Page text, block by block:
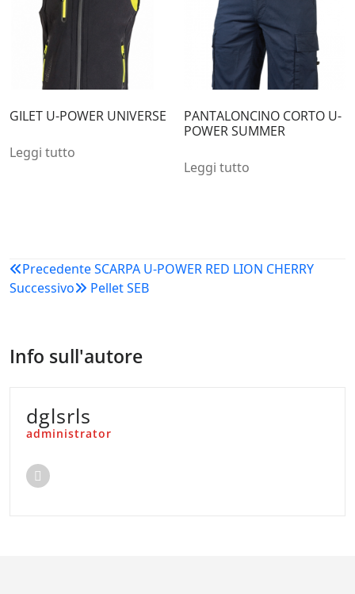
GILET U-POWER UNIVERSE
Leggi tutto
PANTALONCINO CORTO U-
POWER SUMMER
Leggi tutto
Navigazione
articoli
PrecedenteSCARPA U-POWER RED LION CHERRY
Successivo
Pellet SEB
Info sull'autore
dglsrls
administrator